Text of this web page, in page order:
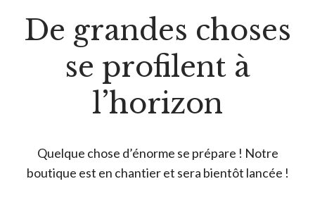
De grandes choses
se profilent à
l’horizon
Quelque chose d’énorme se prépare ! Notre
boutique est en chantier et sera bientôt lancée !